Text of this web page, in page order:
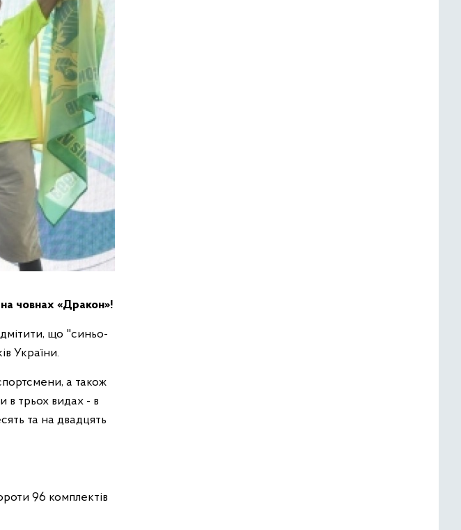
човнах «Дракон»!
що "синьо-
України.
а також
в трьох видах - в
та на двадцять
96 комплектів